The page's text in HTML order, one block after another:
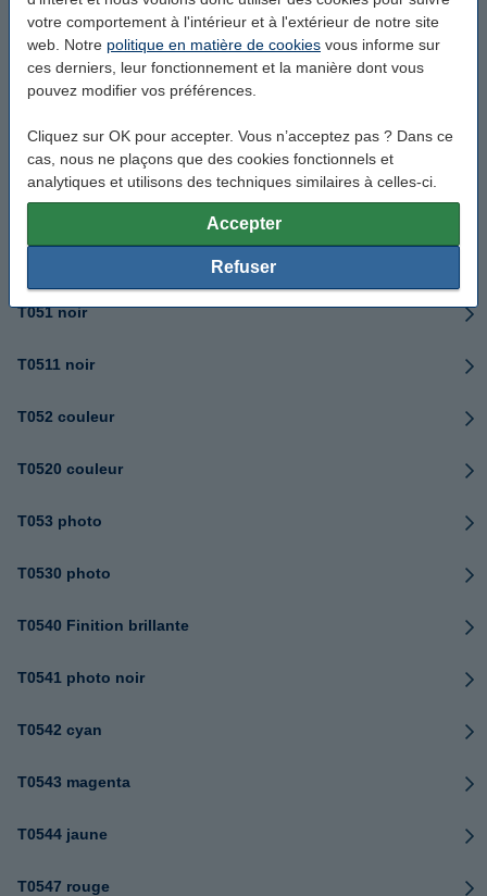
votre comportement à l'intérieur et à l'extérieur de notre site
web. Notre politique en matière de cookies vous informe sur
ces derniers, leur fonctionnement et la manière dont vous
pouvez modifier vos préférences.
Cliquez sur OK pour accepter. Vous n’acceptez pas ? Dans ce
cas, nous ne plaçons que des cookies fonctionnels et
analytiques et utilisons des techniques similaires à celles-ci.
Accepter
Refuser
T04D100 boîte de maintenance
T04F5 rouge hc
T04F6 gris hc
T050 noir
T051 noir
T0511 noir
T052 couleur
T0520 couleur
T053 photo
T0530 photo
T0540 Finition brillante
T0541 photo noir
T0542 cyan
T0543 magenta
T0544 jaune
T0547 rouge